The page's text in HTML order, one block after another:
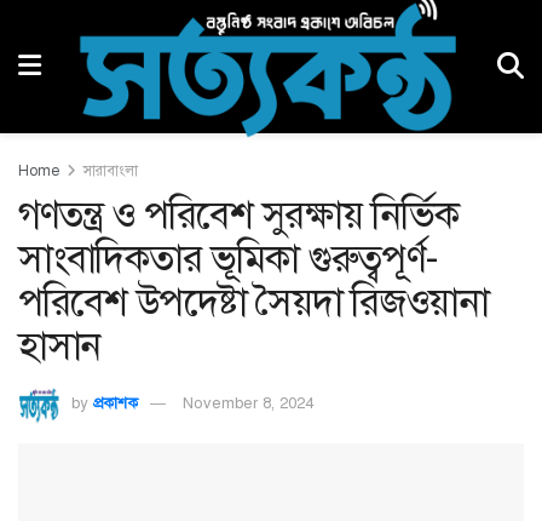
Home সারাবাংলা
গণতন্ত্র ও পরিবেশ সুরক্ষায় নির্ভিক
সাংবাদিকতার ভূমিকা গুরুত্বপূর্ণ-
পরিবেশ উপদেষ্টা সৈয়দা রিজওয়ানা
হাসান
by প্রকাশক November 8, 2024